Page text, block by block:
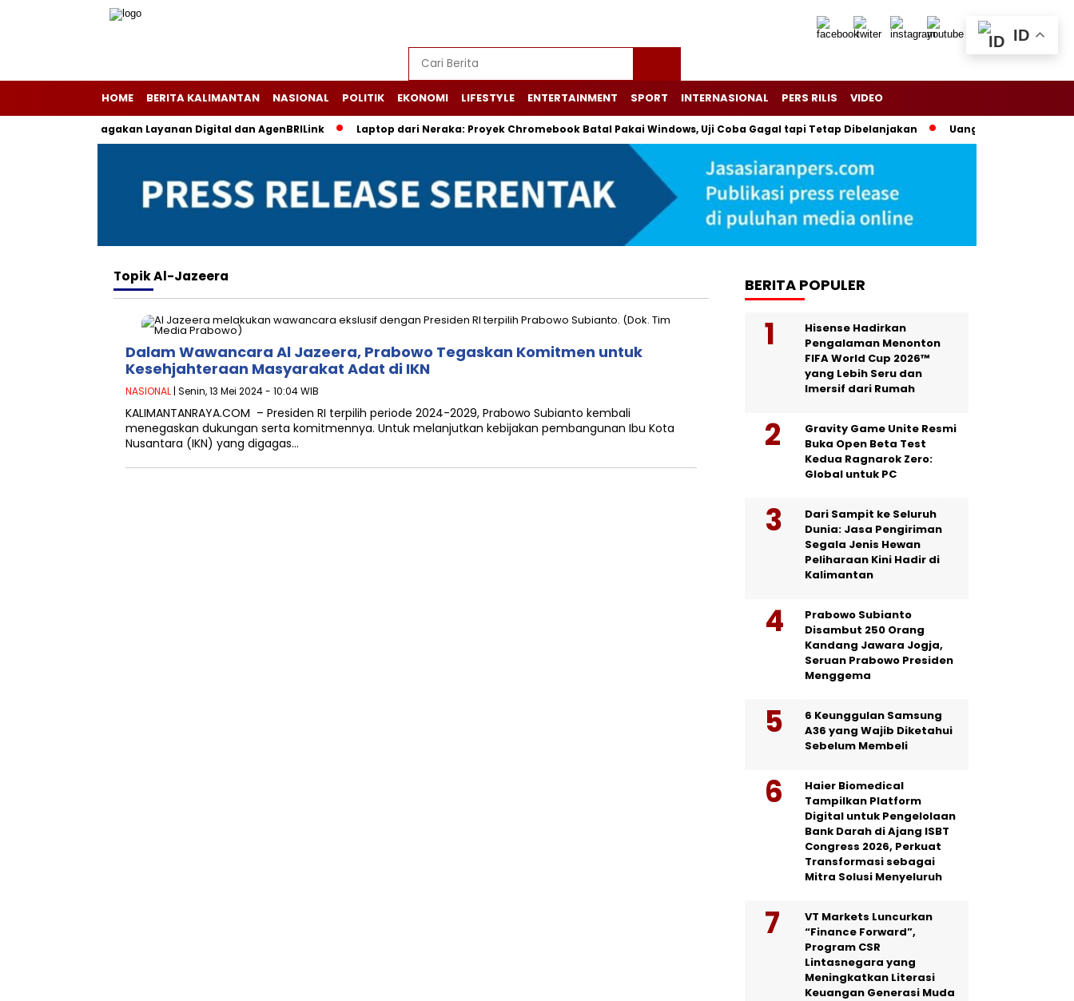
HOME BERITA KALIMANTAN NASIONAL POLITIK EKONOMI LIFESTYLE ENTERTAINMENT SPORT INTERNASIONAL PERS RILIS VIDEO
Islam, BRI Siagakan Layanan Digital dan AgenBRILink Laptop dari Neraka: Proyek Chromebook Batal Pakai Windows, Uji Coba Gagal tapi Tetap Dibelanjakan Uang Rp2 Miliar di
TopikAl-Jazeera
Dalam Wawancara Al Jazeera, Prabowo Tegaskan Komitmen untuk
Kesehjahteraan Masyarakat Adat di IKN
NASIONAL | Senin, 13 Mei 2024 - 10:04 WIB
KALIMANTANRAYA.COM – Presiden RI terpilih periode 2024-2029, Prabowo Subianto kembali
menegaskan dukungan serta komitmennya. Untuk melanjutkan kebijakan pembangunan Ibu Kota
Nusantara (IKN) yang digagas…
BERITA POPULER
Hisense Hadirkan
Pengalaman Menonton
FIFA World Cup 2026™
yang Lebih Seru dan
Imersif dari Rumah
Gravity Game Unite Resmi
Buka Open Beta Test
Kedua Ragnarok Zero:
Global untuk PC
Dari Sampit ke Seluruh
Dunia: Jasa Pengiriman
Segala Jenis Hewan
Peliharaan Kini Hadir di
Kalimantan
Prabowo Subianto
Disambut 250 Orang
Kandang Jawara Jogja,
Seruan Prabowo Presiden
Menggema
6 Keunggulan Samsung
A36 yang Wajib Diketahui
Sebelum Membeli
Haier Biomedical
Tampilkan Platform
Digital untuk Pengelolaan
Bank Darah di Ajang ISBT
Congress 2026, Perkuat
Transformasi sebagai
Mitra Solusi Menyeluruh
VT Markets Luncurkan
“Finance Forward”,
Program CSR
Lintasnegara yang
Meningkatkan Literasi
Keuangan Generasi Muda
ID